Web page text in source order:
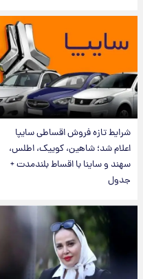
شرایط تازه فروش اقساطی سایپا
اعلام شد؛ شاهین، کوییک، اطلس،
سهند و ساینا با اقساط بلندمدت +
جدول